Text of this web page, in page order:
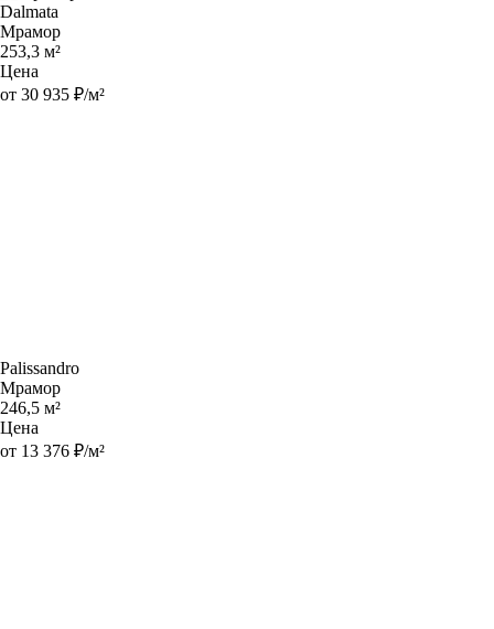
Dalmata
Мрамор
253,3 м²
Цена
от 30 935 ₽/м²
Palissandro
Мрамор
246,5 м²
Цена
от 13 376 ₽/м²